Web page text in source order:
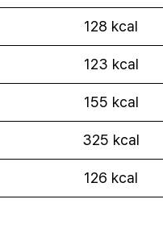
128 kcal
123 kcal
155 kcal
325 kcal
126 kcal